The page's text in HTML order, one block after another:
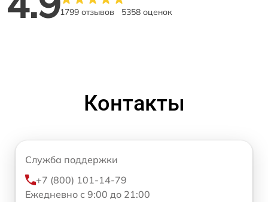
1799 отзывов 5358 оценок
Контакты
Служба поддержки
+7 (800) 101-14-79
Ежедневно с 9:00 до 21:00